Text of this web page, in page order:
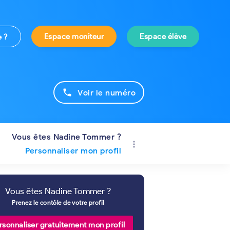
? Espace moniteur Espace élève
phone Voir le numéro
Vous êtes Nadine Tommer ?
Personnaliser mon profil
more_vert
Vous êtes Nadine Tommer ?
Prenez le contôle de votre profil
gratuitement mon profil